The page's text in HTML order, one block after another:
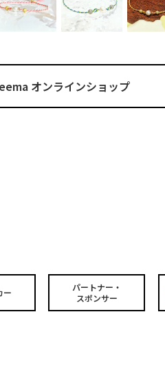
オンラインショップ
ー
パートナー・
スポンサー